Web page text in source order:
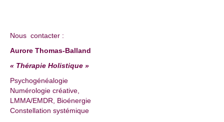
Nous contacter :
Aurore Thomas-Balland
« Thérapie Holistique »
Psychogénéalogie
Numérologie créative,
LMMA/EMDR, Bioénergie
Constellation systémique